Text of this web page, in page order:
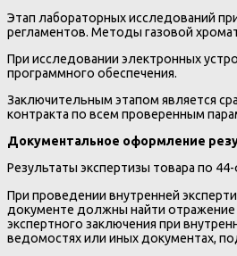
Этап лабораторных исследований
регламентов. Методы газовой
При исследовании электронных
программного обеспечения.
Заключительным этапом является
контракта по всем проверенным
Документальное оформление
Результаты экспертизы товара по
При проведении внутренней
документе должны найти отражение
экспертного заключения при
ведомостях или иных документах,